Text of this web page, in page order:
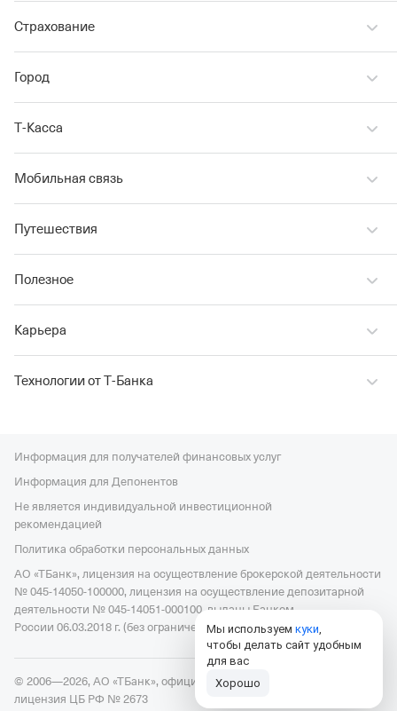
Страхование
Город
Т‑Касса
Мобильная связь
Путешествия
Полезное
Карьера
Технологии от Т‑Банка
Информация для получателей финансовых услуг
Информация для Депонентов
Не является индивидуальной инвестиционной
рекомендацией
Политика обработки персональных данных
АО «ТБанк», лицензия на осуществление брокерской деятельности
№ 045-14050-100000, лицензия на осуществление депозитарной
деятельности № 045-14051-000100, выданы Банком
России 06.03.2018 г. (без ограничения срока действия).
© 2006—2026, АО «ТБанк», официальный сайт,
лицензия ЦБ РФ № 2673
Мы используем куки,
чтобы делать сайт удобным
для вас
Хорошо